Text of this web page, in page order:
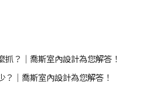
抓？｜喬斯室內設計為您解答！
？｜喬斯室內設計為您解答！